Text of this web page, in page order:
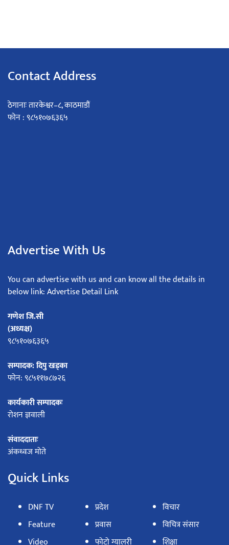
Contact Address
ठेगानाः तारकेश्वर–८, काठमाडौं
फोन : ९८५१०७६३६५
Advertise With Us
You can advertise with us and can know all the details in
below link: Advertise Detail Link
गणेश जि.सी
(अध्यक्ष)
९८५१०७६३६५
सम्पादक: दिपु खड्का
फोन: ९८५११७८७२६
कार्यकारी सम्पादकः
रोशन ज्ञवाली
संवाददाताः
अंकध्वज मोते
Quick Links
DNF TV
Feature
प्रदेश
प्रवास
विचार
विचित्र संसार